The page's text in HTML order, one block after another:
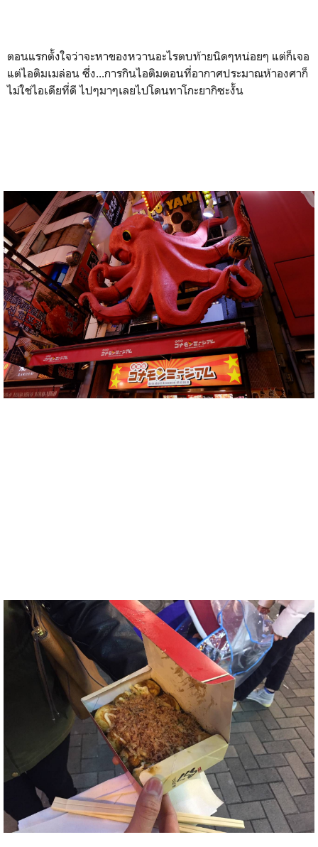
ตอนแรกตั้งใจว่าจะหาของหวานอะไรตบท้ายนิดๆหน่อยๆ แต่ก็เจอ
แต่ไอติมเมล่อน ซึ่ง...การกินไอติมตอนที่อากาศประมาณห้าองศาก็
ไม่ใช่ไอเดียที่ดี ไปๆมาๆเลยไปโดนทาโกะยากิซะงั้น